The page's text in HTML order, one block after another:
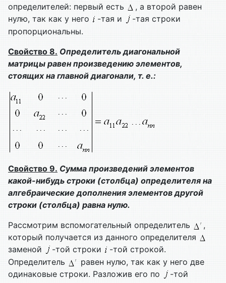
определителей: первый есть
, а второй равен
нулю, так как у него
-тая и
-тая строки
пропорциональны.
Свойство 8. Определитель диагональной
матрицы равен произведению элементов,
стоящих на главной диагонали, т. е.:
Свойство 9. Сумма произведений элементов
какой-нибудь строки (столбца) определителя на
алгебраические дополнения элементов другой
строки (столбца) равна нулю.
Рассмотрим вспомогательный определитель
,
который получается из данного определителя
заменой
-той строки
-той строкой.
Определитель
равен нулю, так как у него две
одинаковые строки. Разложив его по
-той